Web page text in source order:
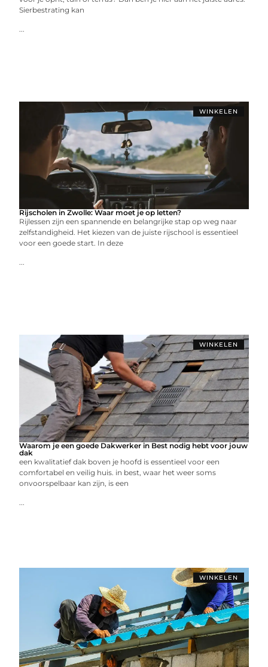
Sierbestrating kan
...
WINKELEN
Rijscholen in Zwolle: Waar moet je op letten?
Rijlessen zijn een spannende en belangrijke stap op weg naar
zelfstandigheid. Het kiezen van de juiste rijschool is essentieel
voor een goede start. In deze
...
WINKELEN
Waarom je een goede Dakwerker in Best nodig hebt voor jouw
dak
een kwalitatief dak boven je hoofd is essentieel voor een
comfortabel en veilig huis. in best, waar het weer soms
onvoorspelbaar kan zijn, is een
...
WINKELEN